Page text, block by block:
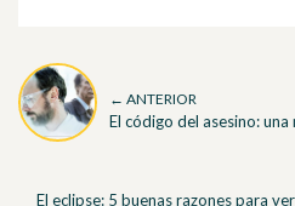
← ANTERIOR
El código del asesino:
El eclipse: 5 buenas razones para